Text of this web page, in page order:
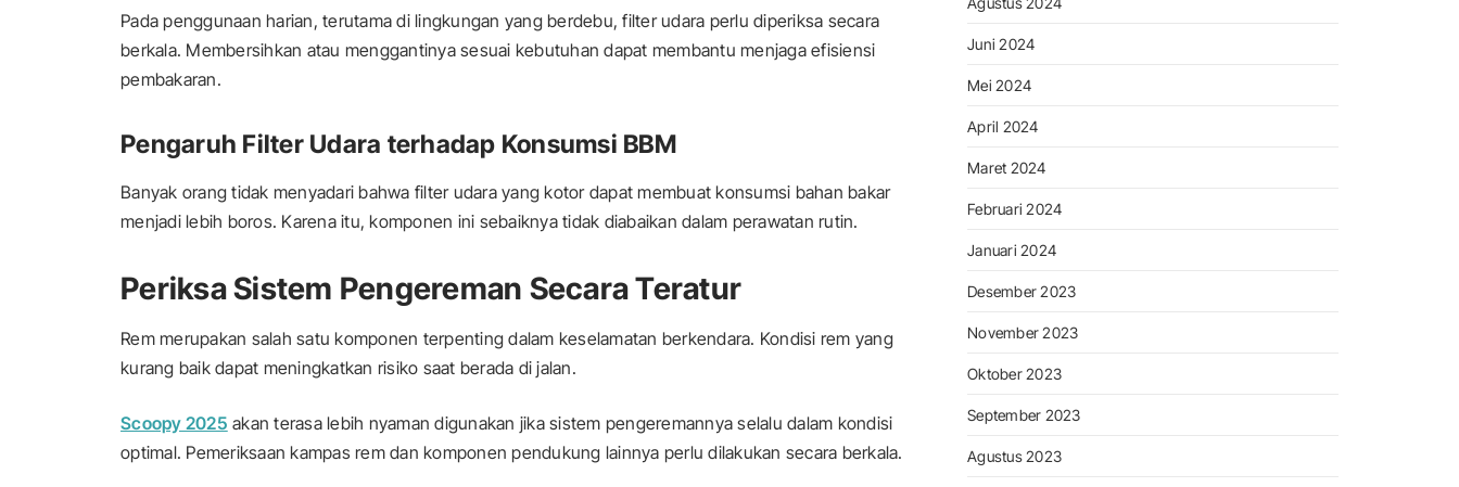
Pada penggunaan harian, terutama di lingkungan yang berdebu, filter udara perlu diperiksa secara
berkala. Membersihkan atau menggantinya sesuai kebutuhan dapat membantu menjaga efisiensi
pembakaran.
Pengaruh Filter Udara terhadap Konsumsi BBM
Banyak orang tidak menyadari bahwa filter udara yang kotor dapat membuat konsumsi bahan bakar
menjadi lebih boros. Karena itu, komponen ini sebaiknya tidak diabaikan dalam perawatan rutin.
Periksa Sistem Pengereman Secara Teratur
Rem merupakan salah satu komponen terpenting dalam keselamatan berkendara. Kondisi rem yang
kurang baik dapat meningkatkan risiko saat berada di jalan.
Scoopy 2025 akan terasa lebih nyaman digunakan jika sistem pengeremannya selalu dalam kondisi
optimal. Pemeriksaan kampas rem dan komponen pendukung lainnya perlu dilakukan secara berkala.
Juni 2024
Mei 2024
April 2024
Maret 2024
Februari 2024
Januari 2024
Desember 2023
November 2023
Oktober 2023
September 2023
Agustus 2023